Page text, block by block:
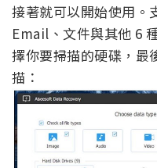
接著就可以開始使用。
Email、文件與其他 6
擇你要掃描的硬碟，最
描：